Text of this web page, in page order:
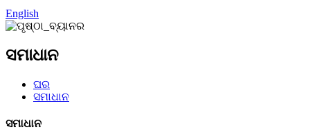
English
ସମାଧାନ
ଘର
ସମାଧାନ
ସମାଧାନ